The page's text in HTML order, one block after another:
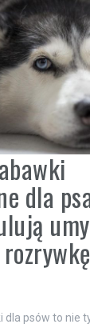
dla
psów to nie